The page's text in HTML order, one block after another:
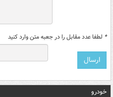
* لطفا عدد مقابل را در جعبه متن وارد کنید
خودرو